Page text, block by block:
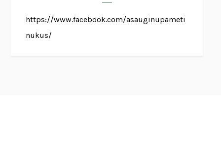
https://www.facebook.com/asauginupameti
nukus/